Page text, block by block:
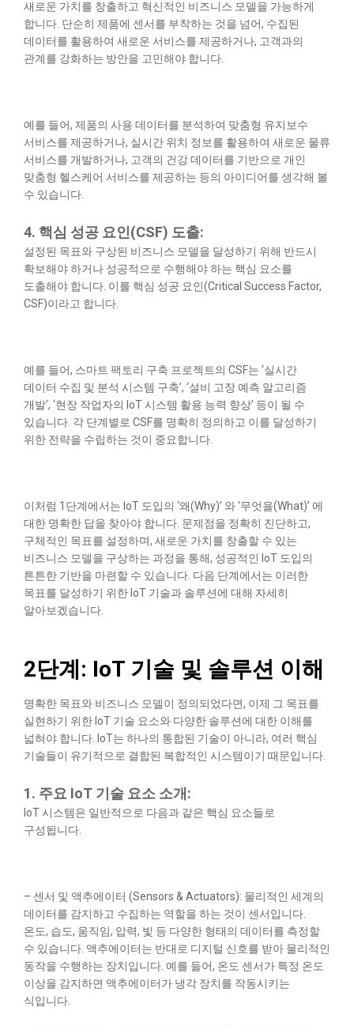
새로운 가치를 창출하고 혁신적인 비즈니스 모델을 가능하게
합니다. 단순히 제품에 센서를 부착하는 것을 넘어, 수집된
데이터를 활용하여 새로운 서비스를 제공하거나, 고객과의
관계를 강화하는 방안을 고민해야 합니다.
예를 들어, 제품의 사용 데이터를 분석하여 맞춤형 유지보수
서비스를 제공하거나, 실시간 위치 정보를 활용하여 새로운 물류
서비스를 개발하거나, 고객의 건강 데이터를 기반으로 개인
맞춤형 헬스케어 서비스를 제공하는 등의 아이디어를 생각해 볼
수 있습니다.
4. 핵심 성공 요인(CSF) 도출:
설정된 목표와 구상된 비즈니스 모델을 달성하기 위해 반드시
확보해야 하거나 성공적으로 수행해야 하는 핵심 요소를
도출해야 합니다. 이를 핵심 성공 요인(Critical Success Factor,
CSF)이라고 합니다.
예를 들어, 스마트 팩토리 구축 프로젝트의 CSF는 ‘실시간
데이터 수집 및 분석 시스템 구축’, ‘설비 고장 예측 알고리즘
개발’, ‘현장 작업자의 IoT 시스템 활용 능력 향상’ 등이 될 수
있습니다. 각 단계별로 CSF를 명확히 정의하고 이를 달성하기
위한 전략을 수립하는 것이 중요합니다.
이처럼 1단계에서는 IoT 도입의 ‘왜(Why)’ 와 ‘무엇을(What)’ 에
대한 명확한 답을 찾아야 합니다. 문제점을 정확히 진단하고,
구체적인 목표를 설정하며, 새로운 가치를 창출할 수 있는
비즈니스 모델을 구상하는 과정을 통해, 성공적인 IoT 도입의
튼튼한 기반을 마련할 수 있습니다. 다음 단계에서는 이러한
목표를 달성하기 위한 IoT 기술과 솔루션에 대해 자세히
알아보겠습니다.
2단계: IoT 기술 및 솔루션 이해
명확한 목표와 비즈니스 모델이 정의되었다면, 이제 그 목표를
실현하기 위한 IoT 기술 요소와 다양한 솔루션에 대한 이해를
넓혀야 합니다. IoT는 하나의 통합된 기술이 아니라, 여러 핵심
기술들이 유기적으로 결합된 복합적인 시스템이기 때문입니다.
1. 주요 IoT 기술 요소 소개:
IoT 시스템은 일반적으로 다음과 같은 핵심 요소들로
구성됩니다.
– 센서 및 액추에이터 (Sensors & Actuators): 물리적인 세계의
데이터를 감지하고 수집하는 역할을 하는 것이 센서입니다.
온도, 습도, 움직임, 압력, 빛 등 다양한 형태의 데이터를 측정할
수 있습니다. 액추에이터는 반대로 디지털 신호를 받아 물리적인
동작을 수행하는 장치입니다. 예를 들어, 온도 센서가 특정 온도
이상을 감지하면 액추에이터가 냉각 장치를 작동시키는
식입니다.